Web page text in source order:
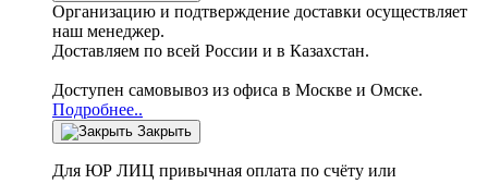
Организацию и подтверждение доставки осуществляет
наш менеджер.
Доставляем по всей России и в Казахстан.
Доступен самовывоз из офиса в Москве и Омске.
Подробнее..
Закрыть
Для ЮР ЛИЦ привычная оплата по счёту или